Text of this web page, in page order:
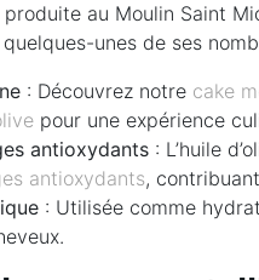
produite au Moulin Saint
unes de ses
: Découvrez notre cake
pour une expérience
antioxydants : L’huile
antioxydants,
: Utilisée comme